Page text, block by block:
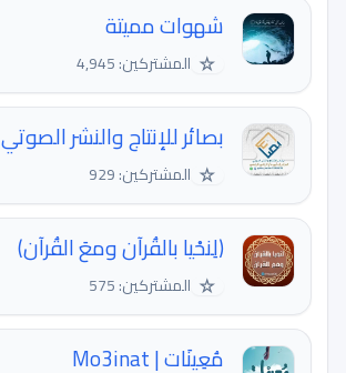
شهوات مميتة
☆ المشتركين: 4,945
بصائر للإنتاج والنشر الصوتي
☆ المشتركين: 929
﴿لِنحْيا بالقُرآن ومعَ القُرآن﴾
☆ المشتركين: 575
مُعِينَات | Mo3inat